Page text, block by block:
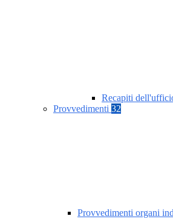
Recapiti
Provvedimenti 32
Provvedimenti organi